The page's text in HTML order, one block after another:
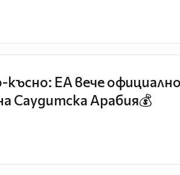
късно: EA вече
Саудитска Арабия💰